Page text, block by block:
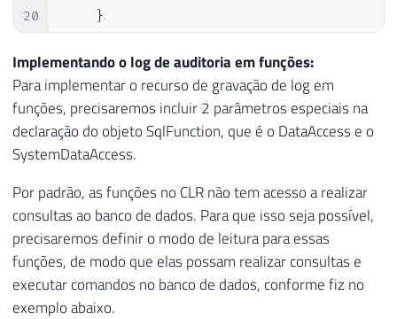
54
56
57
58
59
60
62
63
64
66
var objeto = stackTrace.
var servidorAtual = nomeServidor
var stringConexao = "data
using (var conexao = new
{
            conexao
()
comando
20
21
22
}
};
Implementando o log de auditoria em funções:
Para implementar o recurso de gravação de log em
funções, precisaremos incluir 2 parâmetros especiais na
declaração do objeto SqlFunction, que é o DataAccess e o
SystemDataAccess.
Por padrão, as funções no CLR não tem acesso a realizar
consultas ao banco de dados. Para que isso seja possível,
precisaremos definir o modo de leitura para essas
funções, de modo que elas possam realizar consultas e
executar comandos no banco de dados, conforme fiz no
exemplo abaixo.